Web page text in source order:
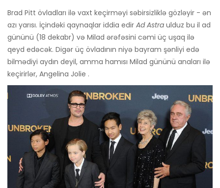
Brad Pitt övladları ilə vaxt keçirməyi səbirsizliklə gözləyir - ən
azı yarısı. İçindəki qaynaqlar iddia edir Ad Astra ulduz bu il ad
gününü (18 dekabr) və Milad ərəfəsini cəmi üç uşaq ilə
qeyd edəcək. Digər üç övladının niyə bayram şənliyi edə
bilmədiyi aydın deyil, amma hamısı Milad gününü anaları ilə
keçirirlər, Angelina Jolie .